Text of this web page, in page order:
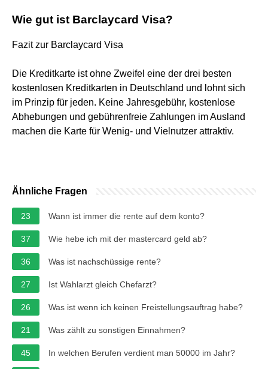
Wie gut ist Barclaycard Visa?
Fazit zur Barclaycard Visa
Die Kreditkarte ist ohne Zweifel eine der drei besten
kostenlosen Kreditkarten in Deutschland und lohnt sich
im Prinzip für jeden. Keine Jahresgebühr, kostenlose
Abhebungen und gebührenfreie Zahlungen im Ausland
machen die Karte für Wenig- und Vielnutzer attraktiv.
Ähnliche Fragen
23 Wann ist immer die rente auf dem konto?
37 Wie hebe ich mit der mastercard geld ab?
36 Was ist nachschüssige rente?
27 Ist Wahlarzt gleich Chefarzt?
26 Was ist wenn ich keinen Freistellungsauftrag habe?
21 Was zählt zu sonstigen Einnahmen?
45 In welchen Berufen verdient man 50000 im Jahr?